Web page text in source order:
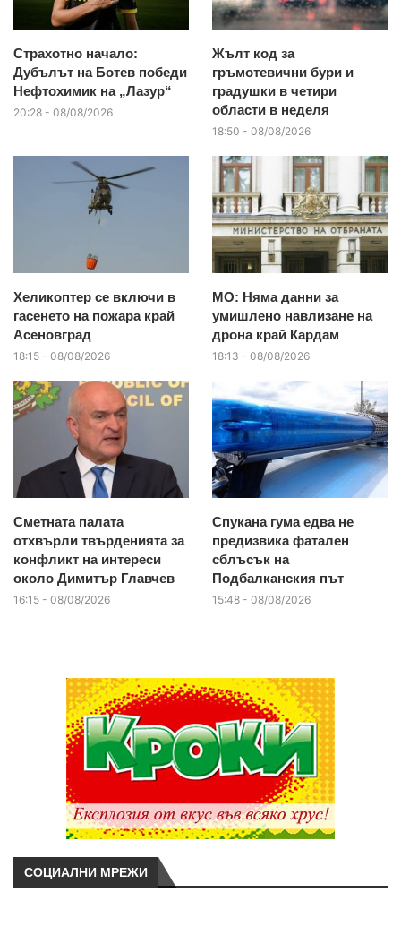
Страхотно начало:
Дубълът на Ботев победи
Нефтохимик на „Лазур“
20:28 - 08/08/2026
Жълт код за
гръмотевични бури и
градушки в четири
области в неделя
18:50 - 08/08/2026
Хеликоптер се включи в
гасенето на пожара край
Асеновград
18:15 - 08/08/2026
МО: Няма данни за
умишлено навлизане на
дрона край Кардам
18:13 - 08/08/2026
Сметната палата
отхвърли твърденията за
конфликт на интереси
около Димитър Главчев
16:15 - 08/08/2026
Спукана гума едва не
предизвика фатален
сблъсък на
Подбалканския път
15:48 - 08/08/2026
СОЦИАЛНИ МРЕЖИ